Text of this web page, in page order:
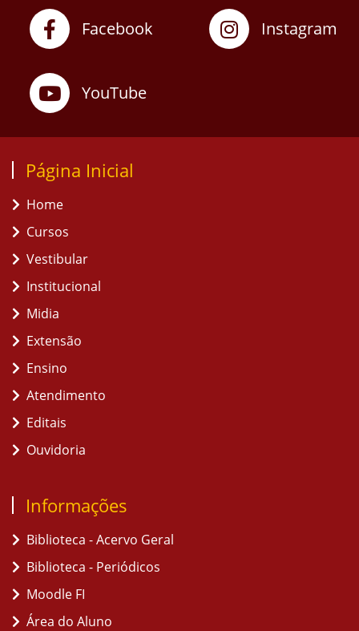
Facebook Instagram
YouTube
Página Inicial
Home
Cursos
Vestibular
Institucional
Midia
Extensão
Ensino
Atendimento
Editais
Ouvidoria
Informações
Biblioteca - Acervo Geral
Biblioteca - Periódicos
Moodle FI
Área do Aluno